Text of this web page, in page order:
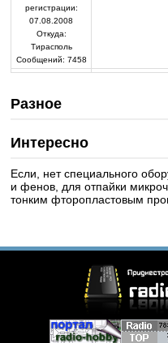
регистрации:
07.08.2008
Откуда:
Тирасполь
Сообщений: 7458
Разное
Интересно
Если, нет специального
и фенов, для отпайки
тонким фторопластовым